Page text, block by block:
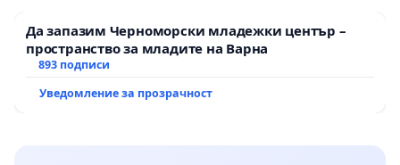
Да запазим Черноморски младежки център –
пространство за младите на Варна
893 подписи
Уведомление за прозрачност